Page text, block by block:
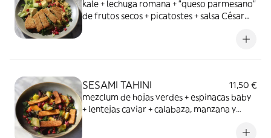
kale + lechuga romana + "queso parmesano"
de frutos secos + picatostes + salsa César
SESAMI TAHINI
11,50 €
mezclum de hojas verdes + espinacas baby
+ lentejas caviar + calabaza, manzana y